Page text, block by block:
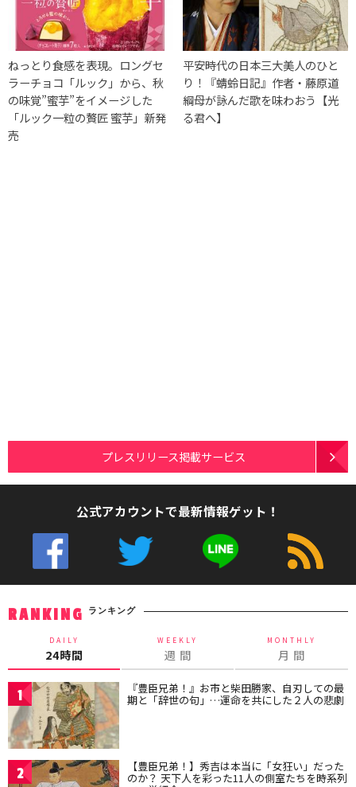
ねっとり食感を表現。ロングセ
ラーチョコ「ルック」から、秋
の味覚”蜜芋”をイメージした
「ルック一粒の贅匠 蜜芋」新発
売
平安時代の日本三大美人のひと
り！『蜻蛉日記』作者・藤原道
綱母が詠んだ歌を味わおう【光
る君へ】
プレスリリース掲載サービス
公式アカウントで最新情報ゲット！
RANKING ランキング
DAILY
24時間
WEEKLY
週 間
MONTHLY
月 間
1 『豊臣兄弟！』お市と柴田勝家、自刃しての最
期と「辞世の句」…運命を共にした２人の悲劇
2 【豊臣兄弟！】秀吉は本当に「女狂い」だった
のか？ 天下人を彩った11人の側室たちを時系列